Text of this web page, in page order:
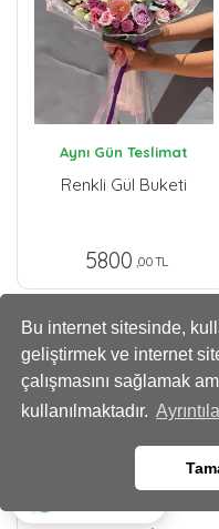
Bu internet sitesinde,
geliştirmek ve internet
çalışmasını sağlamak
kullanılmaktadır.
Aynı Gün Teslimat
Renkli Gül Buketi
5800 ,00 TL